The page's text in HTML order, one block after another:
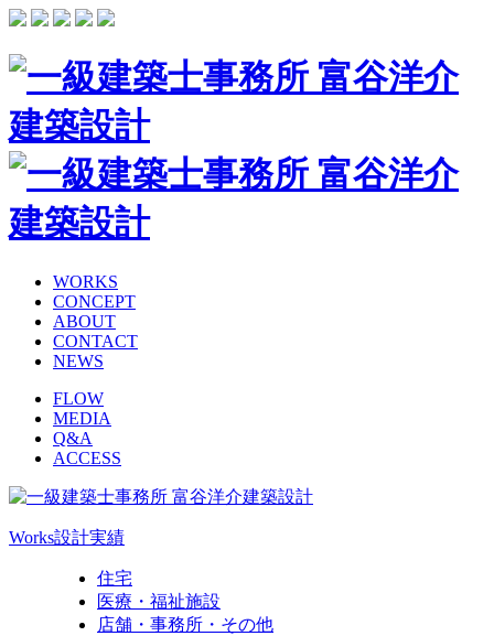
WORKS
CONCEPT
ABOUT
CONTACT
NEWS
FLOW
MEDIA
Q&A
ACCESS
Works設計実績
住宅
医療・福祉施設
店舗・事務所・その他